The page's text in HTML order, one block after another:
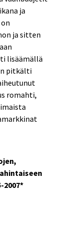
ja
ja sitten
lisäämällä
pitkälti
romahti,